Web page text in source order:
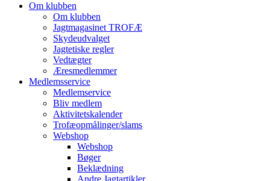
Om klubben
Om klubben
Jagtmagasinet TROFÆ
Skydeudvalget
Jagtetiske regler
Vedtægter
Æresmedlemmer
Medlemsservice
Medlemservice
Bliv medlem
Aktivitetskalender
Trofæopmålinger/slams
Webshop
Webshop
Bøger
Beklædning
Andre Jagtartikler